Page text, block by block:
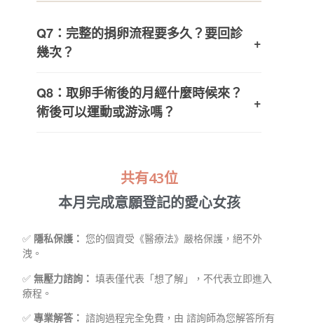
Q7：完整的捐卵流程要多久？要回診
幾次？
+
Q8：取卵手術後的月經什麼時候來？
術後可以運動或游泳嗎？
+
本月完成意願登記的愛心女孩
共有43位
✅ 隱私保護： 您的個資受《醫療法》嚴格保護，絕不外
洩。
✅無壓力諮詢： 填表僅代表「想了解」，不代表立即進入
療程。
✅專業解答： 諮詢過程完全免費，由 諮詢師為您解答所有